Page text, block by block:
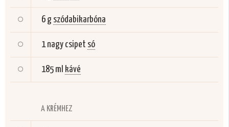
6 g szódabikarbóna
1 nagy csipet só
185 ml kávé
A KRÉMHEZ